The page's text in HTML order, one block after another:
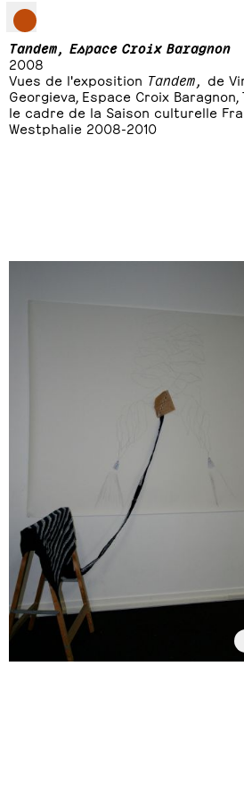
Tandem, Espace Croix Baragnon
2008
Vues de l'exposition Tandem, de
Georgieva, Espace Croix
le cadre de la Saison culturelle
Westphalie 2008-2010